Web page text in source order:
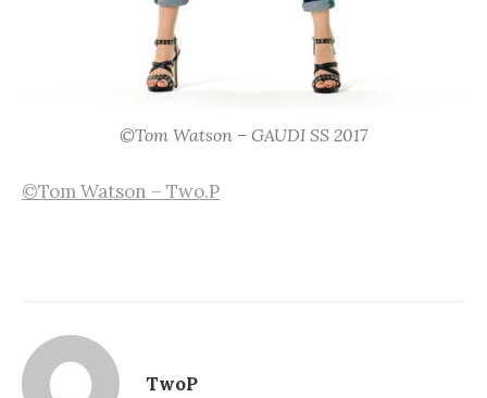
©Tom Watson – GAUDI SS 2017
©Tom Watson – Two.P
TwoP